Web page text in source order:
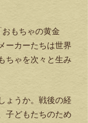
もちゃの黄金
ーカーたちは世界
ちゃを次々と生み
ょうか。戦後の経
子どもたちのため